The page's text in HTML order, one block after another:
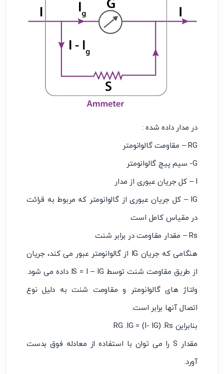
در مدار داده شده :
RG – مقاومت گالوانومتر
G- سیم پیچ گالوانومتر
I – کل جریان عبوری از مدار
IG – کل جریان عبوری از گالوانومتر که مربوط به قرائت
در مقیاس کامل است
Rs – مقدار مقاومت در برابر شنت
هنگامی که جریان IG از گالوانومتر عبور می کند، جریان
از طریق مقاومت شنت توسط IS = I – IG داده می شود.
ولتاژ های گالوانومتر و مقاومت شنت به دلیل نوع
اتصال آنها برابر است.
بنابراین RG .IG = (I- IG) .Rs
مقدار S را می توان با استفاده از معادله فوق بدست
آورد.